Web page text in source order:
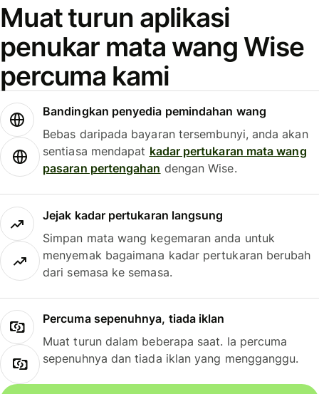
Muat turun aplikasi
penukar mata wang Wise
percuma kami
Bandingkan penyedia pemindahan wang
Bebas daripada bayaran tersembunyi, anda akan
sentiasa mendapat kadar pertukaran mata wang
pasaran pertengahan dengan Wise.
Jejak kadar pertukaran langsung
Simpan mata wang kegemaran anda untuk
menyemak bagaimana kadar pertukaran berubah
dari semasa ke semasa.
Percuma sepenuhnya, tiada iklan
Muat turun dalam beberapa saat. Ia percuma
sepenuhnya dan tiada iklan yang mengganggu.